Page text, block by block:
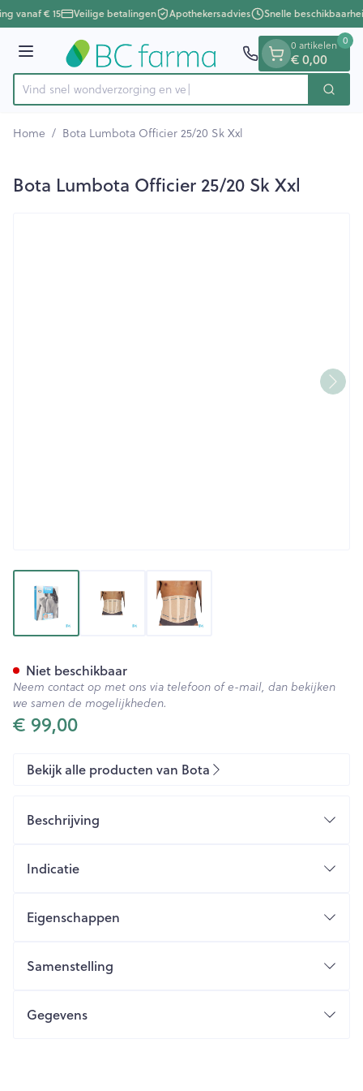
Ga naar de inhoud
1 van 1
vanaf € 15 Veilige betalingen Apothekersadvies Snelle
Menu
Product, merk, categorie...
Vind snel wondverzorgin Zoek
0 artikelen
€ 0,00
0
Home / Bota Lumbota Officier 25/20 Sk Xxl
Bota Lumbota Officier 25/20 Sk Xxl
View larger imageView larger image
€ 99,00
Niet beschikbaar
Neem contact op met ons via telefoon of e-mail, dan bekijken
we samen de mogelijkheden.
Bekijk alle producten van Bota
Beschrijving
Indicatie
Eigenschappen
Betere pasvorm en optimaal draagcomfort door
Samenstelling
Gegevens